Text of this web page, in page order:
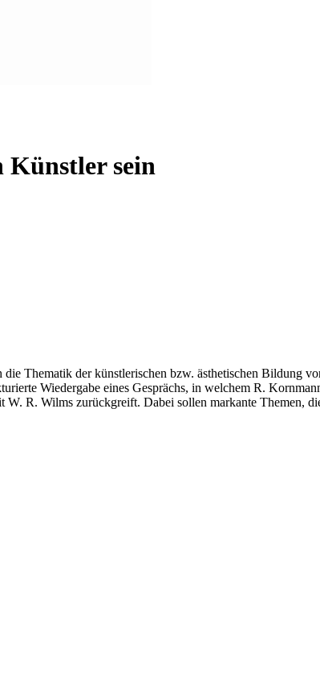
Künstler sein
Thematik der künstlerischen bzw. ästhetischen Bildung
Wiedergabe eines Gesprächs, in welchem R.
W. R. Wilms zurückgreift. Dabei sollen markante